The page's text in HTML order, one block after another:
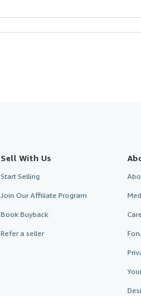
Sell With Us
Start Selling
Join Our Affiliate Program
Book Buyback
Refer a seller